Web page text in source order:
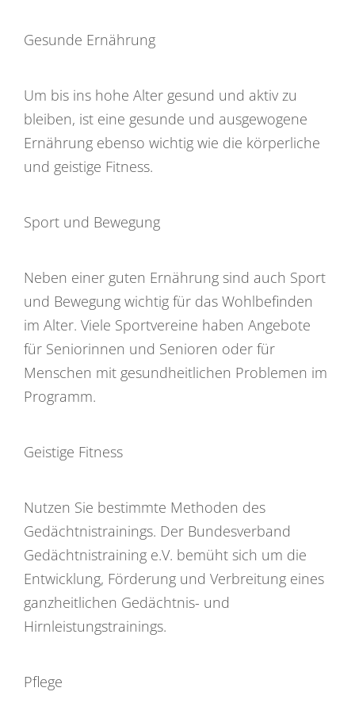
Gesunde Ernährung
Um bis ins hohe Alter gesund und aktiv zu
bleiben, ist eine gesunde und ausgewogene
Ernährung ebenso wichtig wie die körperliche
und geistige Fitness.
Sport und Bewegung
Neben einer guten Ernährung sind auch Sport
und Bewegung wichtig für das Wohlbefinden
im Alter. Viele Sportvereine haben Angebote
für Seniorinnen und Senioren oder für
Menschen mit gesundheitlichen Problemen im
Programm.
Geistige Fitness
Nutzen Sie bestimmte Methoden des
Gedächtnistrainings. Der Bundesverband
Gedächtnistraining e.V. bemüht sich um die
Entwicklung, Förderung und Verbreitung eines
ganzheitlichen Gedächtnis- und
Hirnleistungstrainings.
Pflege